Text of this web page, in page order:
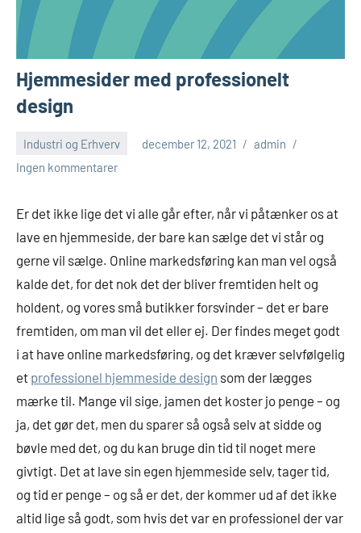
Hjemmesider med professionelt
design
Industri og Erhverv december 12, 2021
admin
Ingen kommentarer
Er det ikke lige det vi alle går efter, når vi påtænker os at
lave en hjemmeside, der bare kan sælge det vi står og
gerne vil sælge. Online markedsføring kan man vel også
kalde det, for det nok det der bliver fremtiden helt og
holdent, og vores små butikker forsvinder – det er bare
fremtiden, om man vil det eller ej. Der findes meget godt
i at have online markedsføring, og det kræver selvfølgelig
et professionel hjemmeside design som der lægges
mærke til. Mange vil sige, jamen det koster jo penge – og
ja, det gør det, men du sparer så også selv at sidde og
bøvle med det, og du kan bruge din tid til noget mere
givtigt. Det at lave sin egen hjemmeside selv, tager tid,
og tid er penge – og så er det, der kommer ud af det ikke
altid lige så godt, som hvis det var en professionel der var